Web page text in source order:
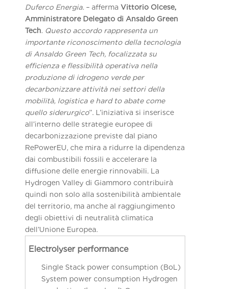
Duferco Energia. – affermaVittorio Olcese,
Amministratore Delegato di Ansaldo Green
Tech. Questo accordo rappresenta un
importante riconoscimento della tecnologia
di Ansaldo Green Tech, focalizzata su
efficienza e flessibilità operativa nella
produzione di idrogeno verde per
decarbonizzare attività nei settori della
mobilità, logistica e hard to abate come
quello siderurgico”. L’iniziativa si inserisce
all’interno delle strategie europee di
decarbonizzazione previste dal piano
RePowerEU, che mira a ridurre la dipendenza
dai combustibili fossili e accelerare la
diffusione delle energie rinnovabili. La
Hydrogen Valley di Giammoro contribuirà
quindi non solo alla sostenibilità ambientale
del territorio, ma anche al raggiungimento
degli obiettivi di neutralità climatica
dell’Unione Europea.
Single Stack power consumption (BoL)
System power consumption Hydrogen